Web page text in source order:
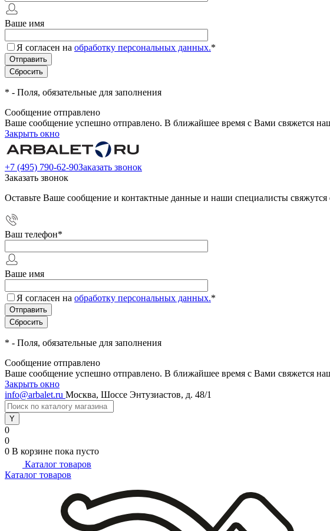
Ваше имя
Я согласен на обработку персональных данных.*
* - Поля, обязательные для заполнения
Сообщение отправлено
Ваше сообщение успешно отправлено. В ближайшее время с Вами свяжется
Закрыть окно
+7 (495) 790-62-90Заказать звонок
Заказать звонок
Оставьте Ваше сообщение и контактные данные и наши специалисты
Ваш телефон*
Ваше имя
Я согласен на обработку персональных данных.*
* - Поля, обязательные для заполнения
Сообщение отправлено
Ваше сообщение успешно отправлено. В ближайшее время с Вами свяжется
Закрыть окно
info@arbalet.ru Москва, Шоссе Энтузиастов, д. 48/1
0
0
0 В корзине пока пусто
Каталог товаров
Каталог товаров